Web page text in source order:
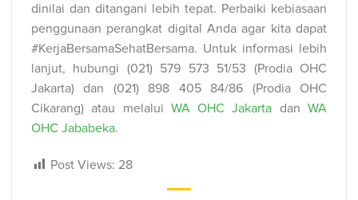
dinilai dan ditangani lebih tepat. Perbaiki kebiasaan
penggunaan perangkat digital Anda agar kita dapat
#KerjaBersamaSehatBersama. Untuk informasi lebih
lanjut, hubungi (021) 579 573 51/53 (Prodia OHC
Jakarta) dan (021) 898 405 84/86 (Prodia OHC
Cikarang) atau melalui WA OHC Jakarta danWA
OHC Jababeka.
Post Views: 28